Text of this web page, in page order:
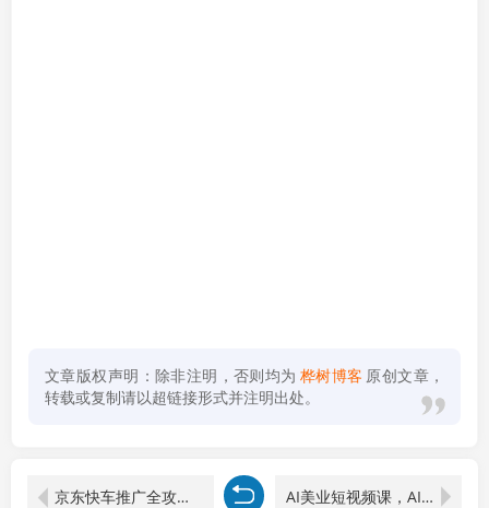
文章版权声明：除非注明，否则均为 桦树博客 原创文章，
转载或复制请以超链接形式并注明出处。
京东快车推广全攻略，核心公式与智能车玩法，新手必学拉新收割策略 AI美业短视频课，AI工具组合，账号搭建技巧，爆款内容创作，同城流量获取